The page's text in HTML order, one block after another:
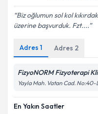
Biz oğlumun sol kol
üzerine başvurduk. Fzt....
Adres 1 Adres 2
FizyoNORM Fizyoterapi
Yayla Mah. Vatan Cad. No:40-
En Yakın Saatler